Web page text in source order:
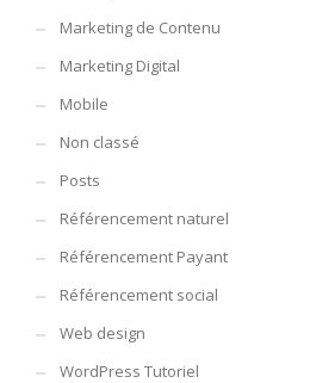
Marketing de Contenu
Marketing Digital
Mobile
Non classé
Posts
Référencement naturel
Référencement Payant
Référencement social
Web design
WordPress Tutoriel